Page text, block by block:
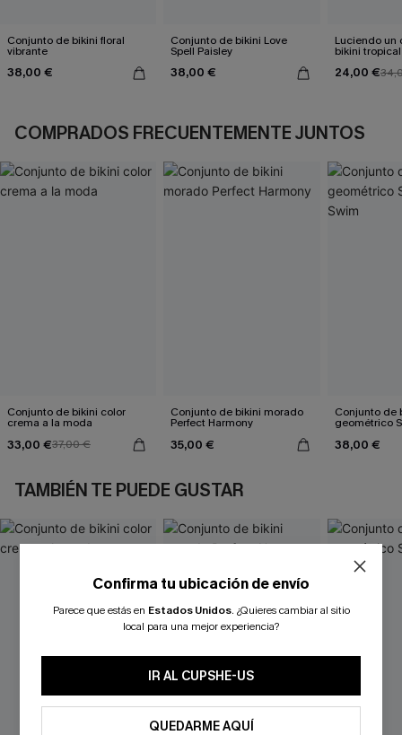
Conjunto de bikini floral
vibrante
38,00 €
Conjunto de bikini Love
Spell Paisley
38,00 €
Luciendo un
bikini tropical
24,00 €
COMPRADOS FRECUENTEMENTE JUNTOS
Conjunto de bikini color
crema a la moda
33,00 €37,00 €
Conjunto de bikini morado
Perfect Harmony
35,00 €
Conjunto de
geométrico
38,00 €
TAMBIÉN TE PUEDE GUSTAR
Confirma tu ubicación de envío
Parece que estás en Estados Unidos. ¿Quieres cambiar al sitio
local para una mejor experiencia?
IR AL CUPSHE-US
QUEDARME AQUÍ